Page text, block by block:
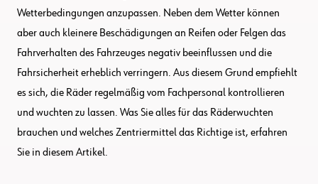
Wetterbedingungen anzupassen. Neben dem Wetter können
aber auch kleinere Beschädigungen an Reifen oder Felgen das
Fahrverhalten des Fahrzeuges negativ beeinflussen und die
Fahrsicherheit erheblich verringern. Aus diesem Grund empfiehlt
es sich, die Räder regelmäßig vom Fachpersonal kontrollieren
und wuchten zu lassen. Was Sie alles für das Räderwuchten
brauchen und welches Zentriermittel das Richtige ist, erfahren
Sie in diesem Artikel.